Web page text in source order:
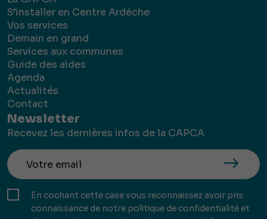
S’installer en Centre Ardèche
Vos services
Demain en grand
Services aux communes
Guide des aides
Agenda
Actualités
Contact
Newsletter
Recevez les dernières infos de la CAPCA
En cochant cette case vous reconnaissez avoir pris
connaissance de notre politique de confidentialité et